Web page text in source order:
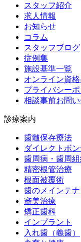
スタッフ紹介
求人情報
お知らせ
コラム
スタッフブログ
症例集
施設基準一覧
オンライン資
プライバシー
相談事前お問
診療案内
歯髄保存療法
ダイレクトボ
歯周病・歯周
精密根管治療
根面被覆術
歯のメインテナ
審美治療
矯正歯科
インプラント
入れ歯（義歯）